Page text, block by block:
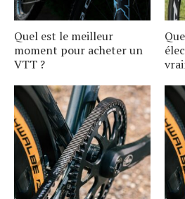
Quel est le meilleur
moment pour acheter un
VTT ?